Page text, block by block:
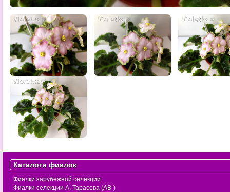
Каталоги фиалок
Фиалки зарубежной селекции
Фиалки селекции А. Тарасова (АВ-)